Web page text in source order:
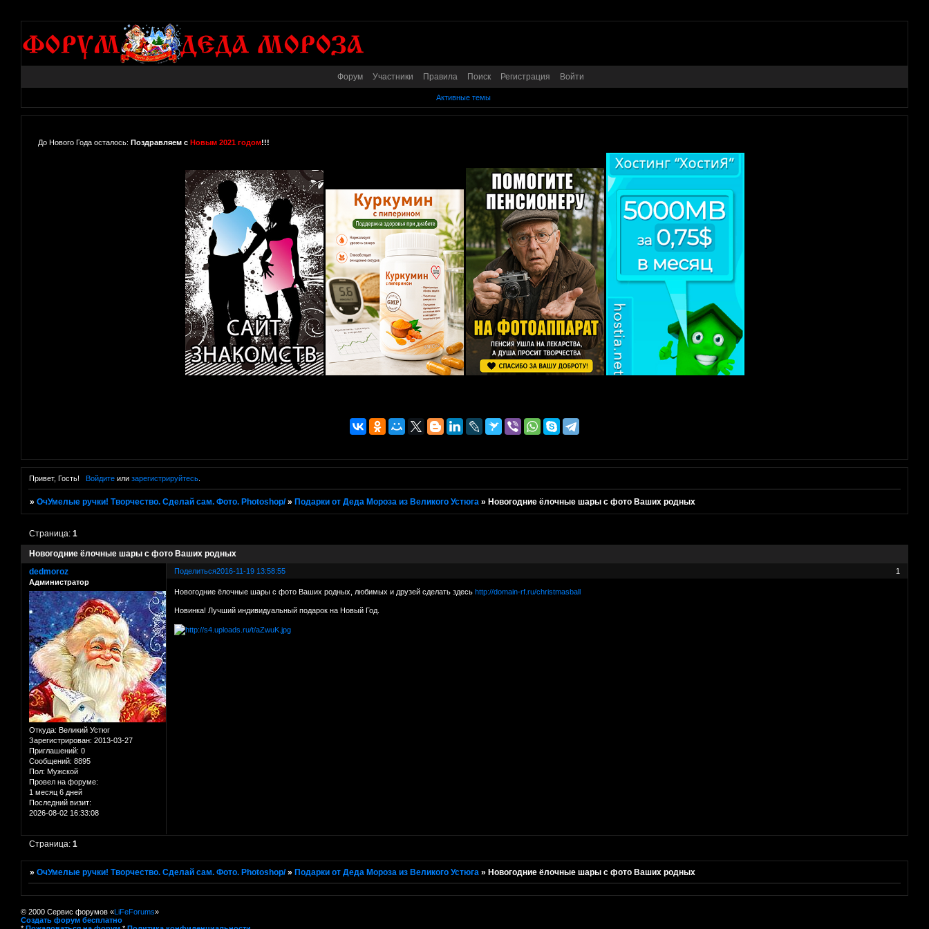
Форум Участники Правила Поиск Регистрация Войти
Активные темы
До Нового Года осталось: Поздравляем с Новым 2021 годом!!!
Привет, Гость! Войдитеили зарегистрируйтесь.
»ОчУмелые ручки! Творчество. Сделай сам. Фото. Photoshop/ » Подарки от Деда Мороза из Великого Устюга » Новогодние ёлочные шары с фото Ваших родных
Новогодние ёлочные шары с фото Ваших родных
Страница:1
Поделиться 1
2016-11-19 13:58:55
dedmoroz
Администратор
Откуда: Великий Устюг
Зарегистрирован: 2013-03-27
Приглашений: 0
Сообщений: 8895
Пол: Мужской
Провел на форуме:
1 месяц 6 дней
Последний визит:
2026-08-02 16:33:08
Новогодние ёлочные шары с фото Ваших родных, любимых и друзей сделать здесьhttp://domain-rf.ru/christmasball
Новинка! Лучший индивидуальный подарок на Новый Год.
Страница:1
»ОчУмелые ручки! Творчество. Сделай сам. Фото. Photoshop/ » Подарки от Деда Мороза из Великого Устюга » Новогодние ёлочные шары с фото Ваших родных
© 2000 Сервис форумов «LiFeForums»
Создать форум бесплатно